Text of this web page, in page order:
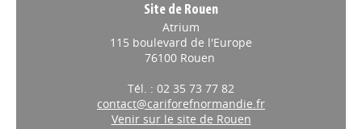
Site de Rouen
Atrium
115 boulevard de l'Europe
76100 Rouen
Tél. : 02 35 73 77 82
contact@cariforefnormandie.fr
Venir sur le site de Rouen